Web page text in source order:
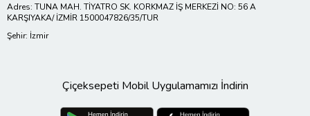
Adres: TUNA MAH. TİYATRO SK. KORKMAZ İŞ MERKEZİ NO: 56 A
KARŞIYAKA/ İZMİR 1500047826/35/TUR
Şehir: İzmir
Çiçeksepeti Mobil Uygulamamızı İndirin